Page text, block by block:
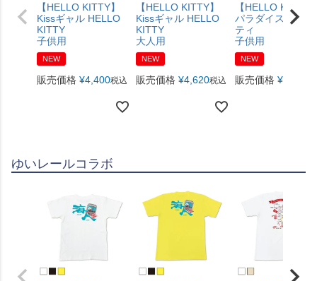
【HELLO KITTY】
Kissギャル HELLO
KITTY
子供用
NEW
販売価格 ¥4,400税込
【HELLO KITTY】
Kissギャル HELLO
KITTY
大人用
NEW
販売価格 ¥4,620税込
【HELLO KITTY
パラダイス ハロ
ティ
子供用
NEW
販売価格 ¥
ゆいレールコラボ